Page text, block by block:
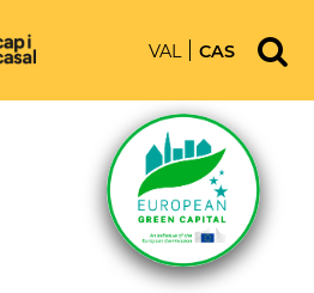
VAL CAS